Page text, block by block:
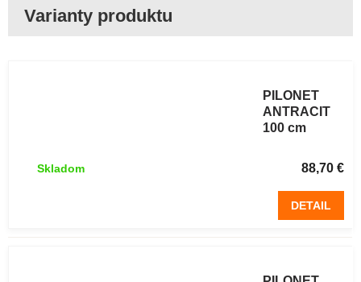
PILONET
ANTRACIT
100 cm
25 m antracit
88,70 €
Skladom
DETAIL